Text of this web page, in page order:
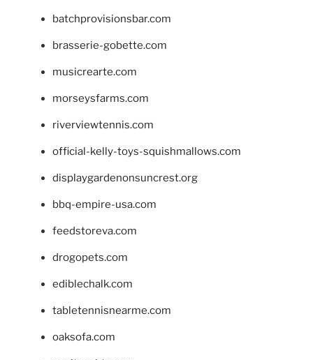
batchprovisionsbar.com
brasserie-gobette.com
musicrearte.com
morseysfarms.com
riverviewtennis.com
official-kelly-toys-squishmallows.com
displaygardenonsuncrest.org
bbq-empire-usa.com
feedstoreva.com
drogopets.com
ediblechalk.com
tabletennisnearme.com
oaksofa.com